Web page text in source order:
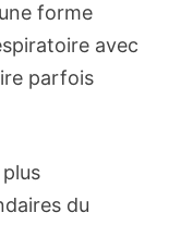
forme
avec
parfois
du